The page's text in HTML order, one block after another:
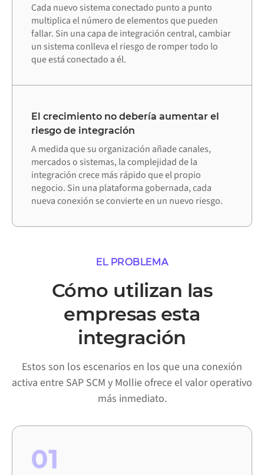
Cada nuevo sistema conectado punto a punto
multiplica el número de elementos que pueden
fallar. Sin una capa de integración central, cambiar
un sistema conlleva el riesgo de romper todo lo
que está conectado a él.
El crecimiento no debería aumentar el
riesgo de integración
A medida que su organización añade canales,
mercados o sistemas, la complejidad de la
integración crece más rápido que el propio
negocio. Sin una plataforma gobernada, cada
nueva conexión se convierte en un nuevo riesgo.
EL PROBLEMA
Cómo utilizan las
empresas esta
integración
Estos son los escenarios en los que una conexión
activa entre SAP SCM y Mollie ofrece el valor operativo
más inmediato.
01